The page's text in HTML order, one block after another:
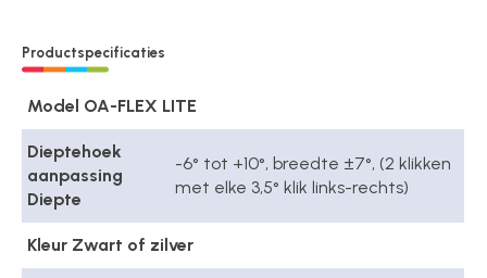
Productspecificaties
Model OA-FLEX LITE
Dieptehoek
aanpassing
Diepte
-6° tot +10°, breedte ±7°, (2 klikken
met elke 3,5° klik links-rechts)
Kleur Zwart of zilver